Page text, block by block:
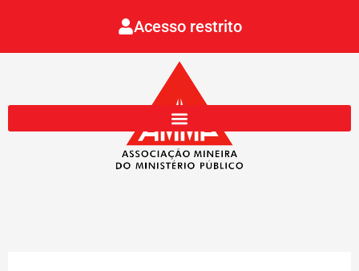
Acesso restrito